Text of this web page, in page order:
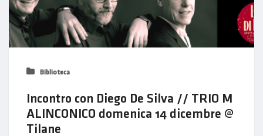
Biblioteca
Incontro con Diego De Silva // TRIO M
ALINCONICO domenica 14 dicembre @
Tilane